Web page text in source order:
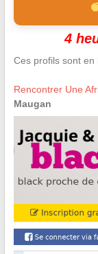
4
Ces profils sont en
Rencontrer Une
Maugan